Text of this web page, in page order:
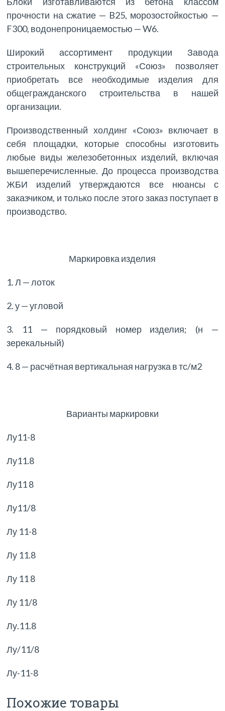
прочности на сжатие — B25, морозостойкостью —
F300, водонепроницаемостью — W6.
Широкий ассортимент продукции Завода
строительных конструкций «Союз» позволяет
приобретать все необходимые изделия для
общегражданского строительства в нашей
организации.
Производственный холдинг «Союз» включает в
себя площадки, которые способны изготовить
любые виды железобетонных изделий, включая
вышеперечисленные. До процесса производства
ЖБИ изделий утверждаются все нюансы с
заказчиком, и только после этого заказ поступает в
производство.
Маркировка изделия
1. Л — лоток
2. у — угловой
3. 11 — порядковый номер изделия; (н —
зерекальный)
4. 8 — расчётная вертикальная нагрузка в тс/м2
Варианты маркировки
Лу11-8
Лу11.8
Лу11 8
Лу11/8
Лу 11-8
Лу 11.8
Лу 11 8
Лу 11/8
Лу.11.8
Лу/11/8
Лу-11-8
Похожие товары